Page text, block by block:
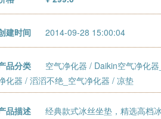
建时间 2014-09-28 15:00:04
品分类 空气净化器 / Daikin空气净化
化器 / 滔滔不绝_空气净化器 / 凉垫
品描述
经典款式冰丝坐垫，精选高档